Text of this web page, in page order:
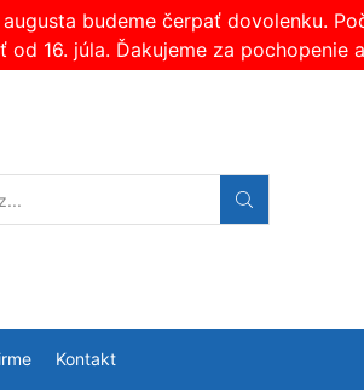
budeme čerpať dovolenku.
od 16. júla. Ďakujeme za pochopenie
Kontakt